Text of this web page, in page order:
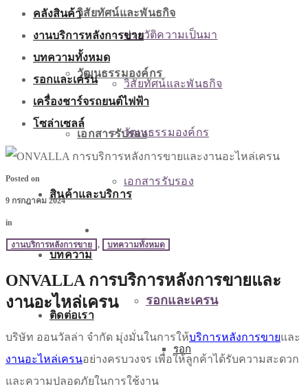
วิสัยทัศน์และพันธกิจ
วัฒนธรรมองค์กร
เอกสารรับรอง
สินค้าและบริการ
บทความ
ติดต่อเรา
ประวัติความเป็นมา
วิสัยทัศน์และพันธกิจ
วัฒนธรรมองค์กร
เอกสารรับรอง
รอกและเครน
รอก
คลังสินค้า
งานบริการหลังการขาย
บทความทั้งหมด
รอกและเครน
เครื่องชาร์จรถยนต์ไฟฟ้า
โซล่าเซลล์
Posted on
9 กรกฎาคม 2024
in
งานบริการหลังการขาย , บทความทั้งหมด
ONVALLA การบริการหลังการขายและ
งานอะไหล่เครน
บริษัท ออนวัลล่า จำกัด มุ่งมั่นในการให้บริการหลังการขายและ
งานอะไหล่เครนอย่างครบวงจร เพื่อให้ลูกค้าได้รับความสะดวก
และความปลอดภัยในการใช้งาน